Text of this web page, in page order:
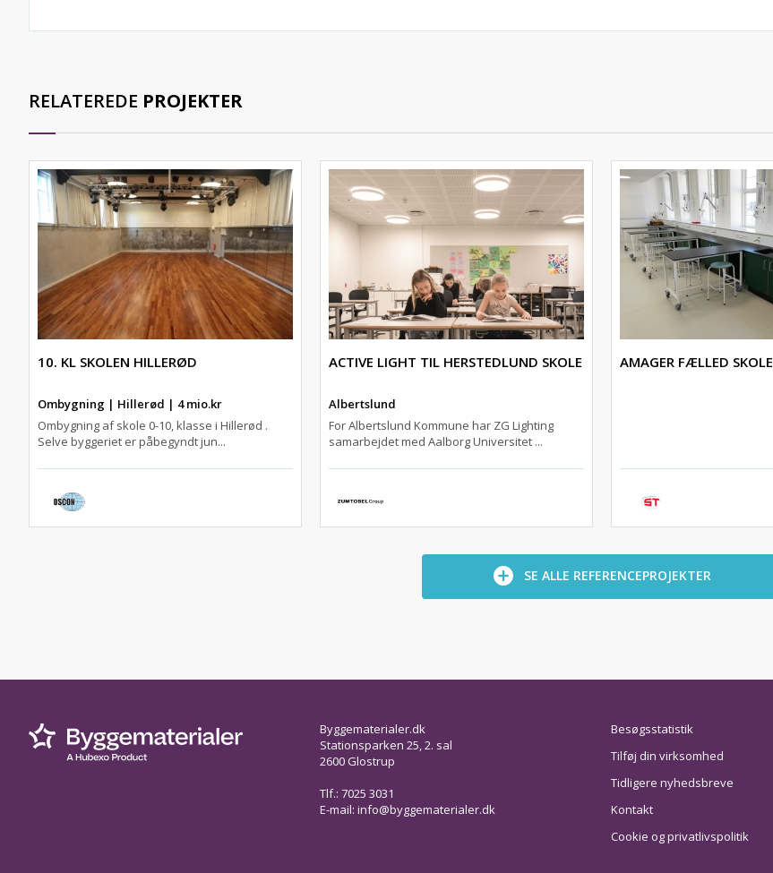
RELATEREDE PROJEKTER
10. KL SKOLEN HILLERØD
Ombygning | Hillerød | 4 mio.kr
Ombygning af skole 0-10, klasse i Hillerød .
Selve byggeriet er påbegyndt jun...
ACTIVE LIGHT TIL HERSTEDLUND SKOLE
Albertslund
For Albertslund Kommune har ZG Lighting
samarbejdet med Aalborg Universitet ...
AMAGER FÆLLED SKOLE
SE ALLE REFERENCEPROJEKTER
Byggematerialer.dk
Stationsparken 25, 2. sal
2600 Glostrup
Tlf.: 7025 3031
E-mail: info@byggematerialer.dk
Besøgsstatistik
Tilføj din virksomhed
Tidligere nyhedsbreve
Kontakt
Cookie og privatlivspolitik